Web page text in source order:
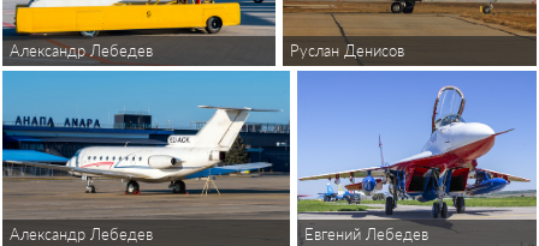
Александр Лебедев Руслан Денисов
Александр Лебедев Евгений Лебедев